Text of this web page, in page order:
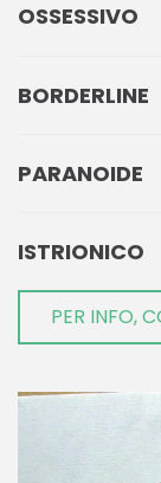
OSSESSIVO
BORDERLINE
PARANOIDE
ISTRIONICO
PER INFO,